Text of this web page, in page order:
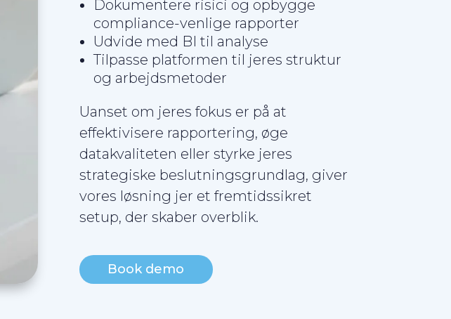
Dokumentere risici og opbygge
compliance-venlige rapporter
Udvide med BI til analyse
Tilpasse platformen til jeres struktur
og arbejdsmetoder
Uanset om jeres fokus er på at
effektivisere rapportering, øge
datakvaliteten eller styrke jeres
strategiske beslutningsgrundlag, giver
vores løsning jer et fremtidssikret
setup, der skaber overblik.
Book demo